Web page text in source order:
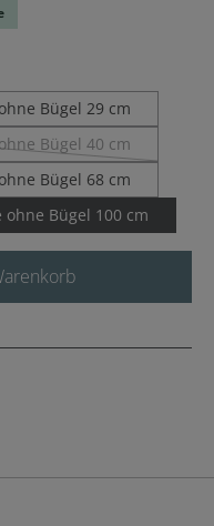
Bügel 29 cm
Bügel 40 cm
ist zurzeit nicht verfügbar.)
Bügel 68 cm
ohne Bügel 100 cm